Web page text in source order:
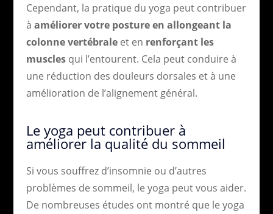
Cependant, la pratique du yoga peut contribuer
à améliorer votre posture en allongeant la
colonne vertébraleet en renforçant les
musclesqui l’entourent. Cela peut conduire à
une réduction des douleurs dorsales et à une
amélioration de l’alignement général.
Le yoga peut contribuer à
améliorer la qualité du sommeil
Si vous souffrez d’insomnie ou d’autres
problèmes de sommeil, le yoga peut vous aider.
De nombreuses études ont montré que le yoga